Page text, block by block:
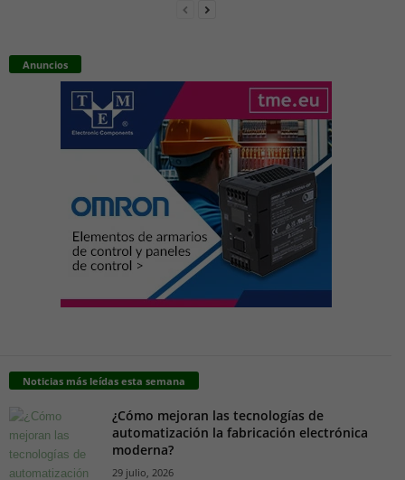
Anuncios
Noticias más leídas esta semana
¿Cómo mejoran las tecnologías de
automatización la fabricación electrónica
moderna?
29 julio, 2026